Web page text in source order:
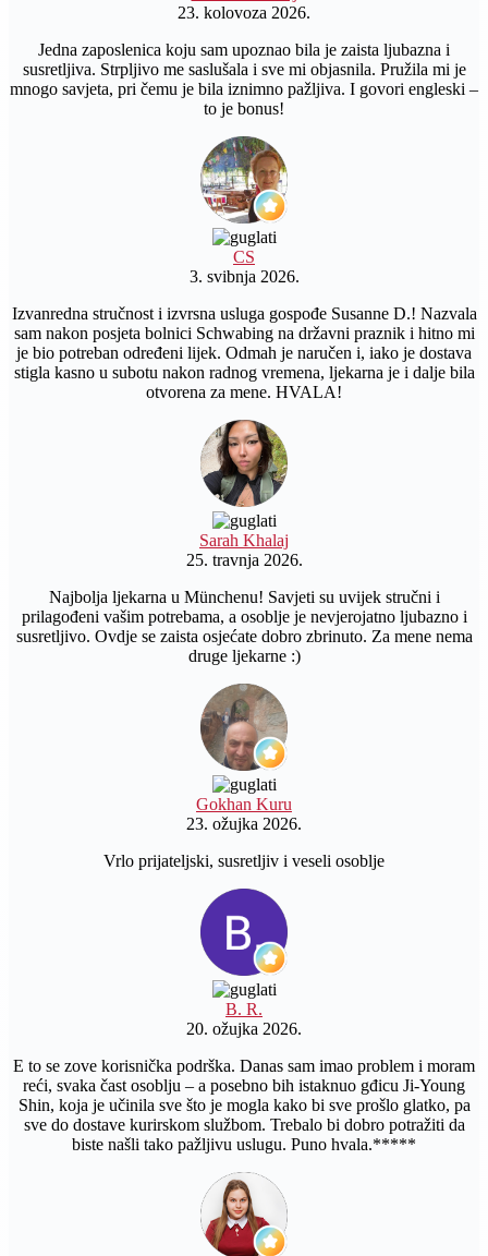
23. kolovoza 2026.
Jedna zaposlenica koju sam upoznao bila je zaista ljubazna i
susretljiva. Strpljivo me saslušala i sve mi objasnila. Pružila mi je
mnogo savjeta, pri čemu je bila iznimno pažljiva. I govori engleski –
to je bonus!
CS
3. svibnja 2026.
Izvanredna stručnost i izvrsna usluga gospođe Susanne D.! Nazvala
sam nakon posjeta bolnici Schwabing na državni praznik i hitno mi
je bio potreban određeni lijek. Odmah je naručen i, iako je dostava
stigla kasno u subotu nakon radnog vremena, ljekarna je i dalje bila
otvorena za mene. HVALA!
Sarah Khalaj
25. travnja 2026.
Najbolja ljekarna u Münchenu! Savjeti su uvijek stručni i
prilagođeni vašim potrebama, a osoblje je nevjerojatno ljubazno i
susretljivo. Ovdje se zaista osjećate dobro zbrinuto. Za mene nema
druge ljekarne :)
Gokhan Kuru
23. ožujka 2026.
Vrlo prijateljski, susretljiv i veseli osoblje
B. R.
20. ožujka 2026.
E to se zove korisnička podrška. Danas sam imao problem i moram
reći, svaka čast osoblju – a posebno bih istaknuo gđicu Ji-Young
Shin, koja je učinila sve što je mogla kako bi sve prošlo glatko, pa
sve do dostave kurirskom službom. Trebalo bi dobro potražiti da
biste našli tako pažljivu uslugu. Puno hvala.*****